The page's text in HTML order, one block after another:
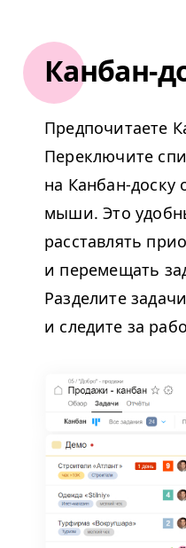
Канбан-
Предпочитаете
Переключите
на Канбан-
мыши. Это
расставлять
и перемещать
Разделите
и следите за